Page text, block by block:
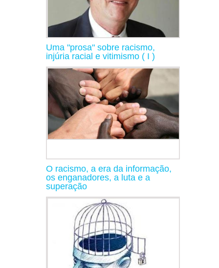
Uma "prosa" sobre racismo,
injúria racial e vitimismo ( I )
O racismo, a era da informação,
os enganadores, a luta e a
superação